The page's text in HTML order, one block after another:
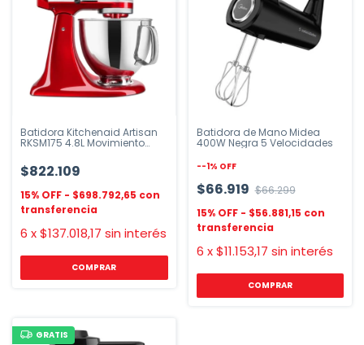
Batidora Kitchenaid Artisan
RKSM175 4.8L Movimiento
$822.109
$698.792,65
6 x$137.018,17 sin interés
COMPRAR
Batidora de Mano Midea
400W Negra 5 Velocidades
--1% OFF
$66.919 $66.299
$56.881,15
6 x$11.153,17 sin interés
COMPRAR
GRATIS